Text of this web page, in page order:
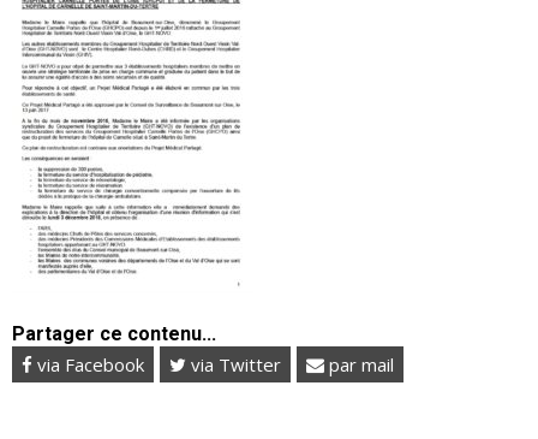
Partager ce contenu...
via Facebook via Twitter par mail